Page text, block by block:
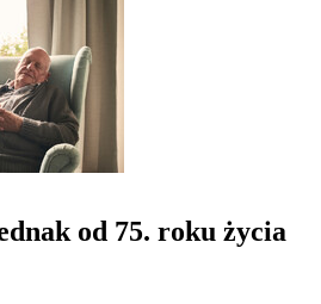
od 75. roku życia